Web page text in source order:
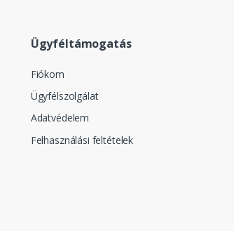
Ügyféltámogatás
Fiókom
Ügyfélszolgálat
Adatvédelem
Felhasználási feltételek